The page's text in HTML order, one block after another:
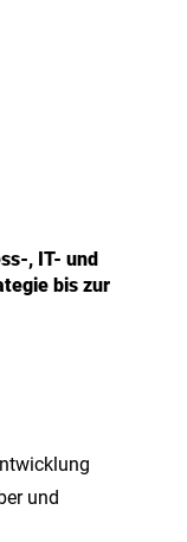
, IT- und
bis zur
und